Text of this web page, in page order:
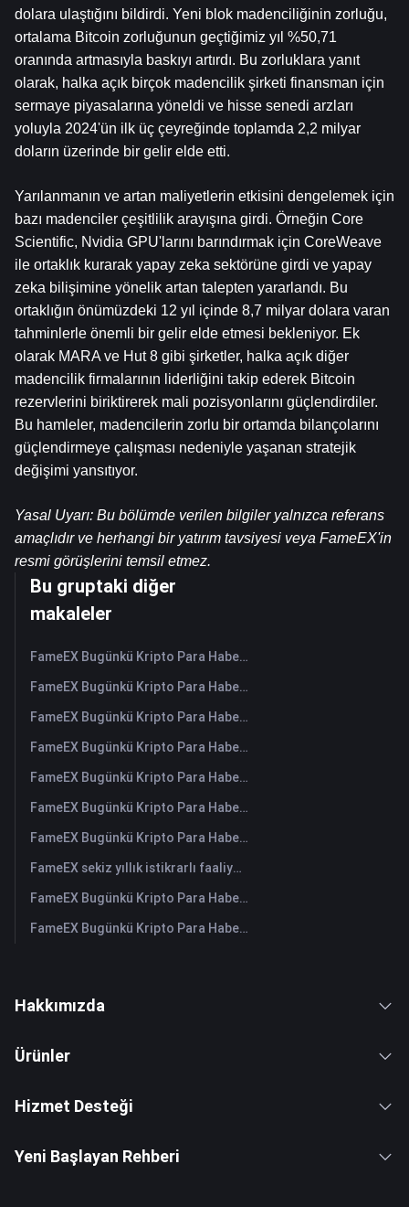
dolara ulaştığını bildirdi. Yeni blok madenciliğinin zorluğu,
ortalama Bitcoin zorluğunun geçtiğimiz yıl %50,71
oranında artmasıyla baskıyı artırdı. Bu zorluklara yanıt
olarak, halka açık birçok madencilik şirketi finansman için
sermaye piyasalarına yöneldi ve hisse senedi arzları
yoluyla 2024'ün ilk üç çeyreğinde toplamda 2,2 milyar
doların üzerinde bir gelir elde etti.
Yarılanmanın ve artan maliyetlerin etkisini dengelemek için
bazı madenciler çeşitlilik arayışına girdi. Örneğin Core
Scientific, Nvidia GPU'larını barındırmak için CoreWeave
ile ortaklık kurarak yapay zeka sektörüne girdi ve yapay
zeka bilişimine yönelik artan talepten yararlandı. Bu
ortaklığın önümüzdeki 12 yıl içinde 8,7 milyar dolara varan
tahminlerle önemli bir gelir elde etmesi bekleniyor. Ek
olarak MARA ve Hut 8 gibi şirketler, halka açık diğer
madencilik firmalarının liderliğini takip ederek Bitcoin
rezervlerini biriktirerek mali pozisyonlarını güçlendirdiler.
Bu hamleler, madencilerin zorlu bir ortamda bilançolarını
güçlendirmeye çalışması nedeniyle yaşanan stratejik
değişimi yansıtıyor.
Yasal Uyarı: Bu bölümde verilen bilgiler yalnızca referans
amaçlıdır ve herhangi bir yatırım tavsiyesi veya FameEX'in
resmi görüşlerini temsil etmez.
Bu gruptaki diğer
makaleler
FameEX Bugünkü Kripto Para Haberleri Özeti | 6 Ağustos 2026
FameEX Bugünkü Kripto Para Haberleri Özeti | 5 Ağustos 2026
FameEX Bugünkü Kripto Para Haberleri Özeti | 4 Ağustos 2026
FameEX Bugünkü Kripto Para Haberleri Özeti | 3 Ağustos 2026
FameEX Bugünkü Kripto Para Haberleri Özeti | 31 Temmuz 2026
FameEX Bugünkü Kripto Para Haberleri Özeti | 30 Temmuz 2026
FameEX Bugünkü Kripto Para Haberleri Özeti | 29 Temmuz 2026
FameEX sekiz yıllık istikrarlı faaliyetleri ve küresel büyümesiyle kullanıcı güvenini güçlendiriyor
FameEX Bugünkü Kripto Para Haberleri Özeti | 28 Temmuz 2026
FameEX Bugünkü Kripto Para Haberleri Özeti | 27 Temmuz 2026
Hakkımızda
Ürünler
Hizmet Desteği
Yeni Başlayan Rehberi